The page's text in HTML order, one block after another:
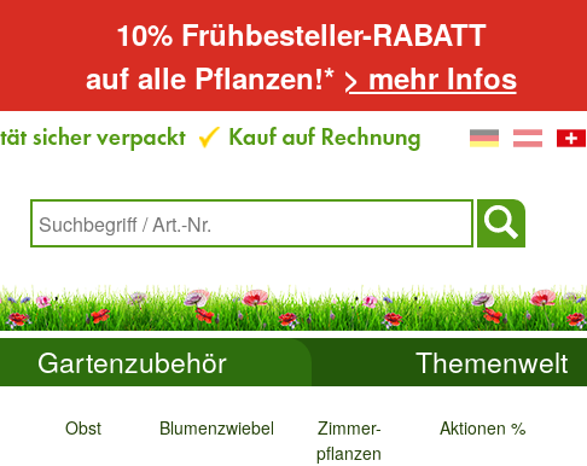
10% Frühbesteller-RABATT
auf alle Pflanzen!* > mehr Infos
Gartenzubehör Themenwelt
Obst Blumenzwiebeln
Zimmer-
pflanzen
Aktionen %